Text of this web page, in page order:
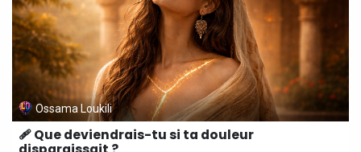
Ossama Loukili
🩹 Que deviendrais-tu si ta douleur